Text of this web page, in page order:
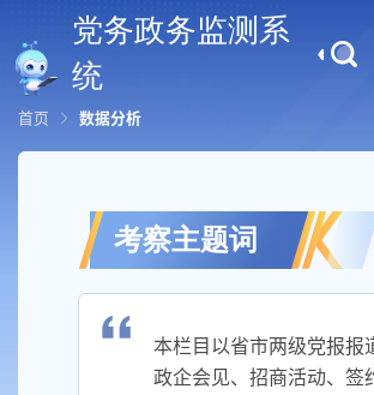
党务政务监测系
统
首页 数据分析
考察主题词
本栏目以省市两级党报报
政企会见、招商活动、签